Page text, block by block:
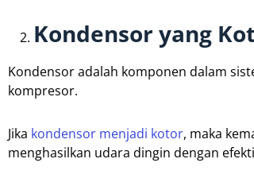
Kondensor yang
Kondensor adalah komponen dalam
kompresor.
Jika kondensor menjadi kotor, maka
menghasilkan udara dingin dengan